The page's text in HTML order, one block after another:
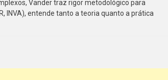
Vander traz rigor metodológico para
INVA), entende tanto a teoria quanto a prática